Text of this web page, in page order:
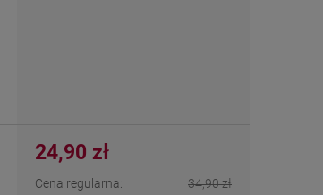
24,90 zł
Cena regularna:
34,90 zł